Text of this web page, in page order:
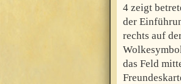
4 zeigt
der
rechts auf
das Feld